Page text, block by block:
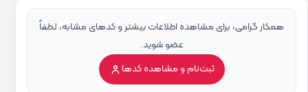
همکار گرامی، برای مشاهده اطلاعات بیشتر و کدهای مشابه، لطفاً
عضو شوید.
ثبت‌نام و مشاهده کدها